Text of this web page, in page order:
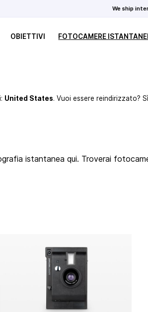
We ship
OBIETTIVI FOTOCAMERE
United States. Vuoi essere reindirizzato?
istantanea qui. Troverai